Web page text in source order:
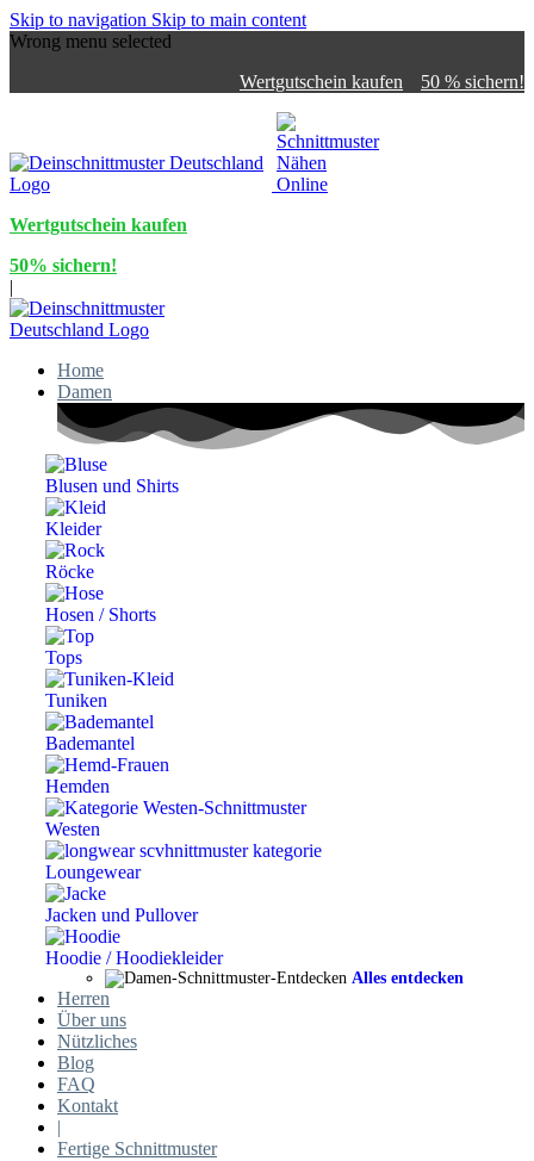
Skip to navigation Skip to main content
Wrong menu selected
Wertgutschein kaufen
50 % sichern!
Wertgutschein kaufen
50% sichern!
|
Home
Damen
Blusen und Shirts
Kleider
Röcke
Hosen / Shorts
Tops
Tuniken
Bademantel
Hemden
Westen
Loungewear
Jacken und Pullover
Hoodie / Hoodiekleider
Alles entdecken
Herren
Über uns
Nützliches
Blog
FAQ
Kontakt
|
Fertige Schnittmuster